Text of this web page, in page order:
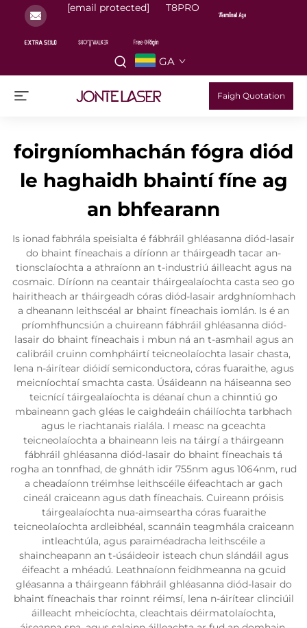
[email protected] T8PRO
GA
Faigh Quotation
foirgníomhachán fógra diód
le haghaidh bhaintí fíne ag
an bhfearann
Is ionad fabhrála speisialta é fábhráil ghléasanna diód-lasair
do bhaint fíneachais a díríonn ar tháirgeadh tacar an-
tionsclaíochta a athraíonn an t-industriú áilleacht agus na
cosmaic. Díríonn na ceantair tháirgealaíochta casta seo go
hairitheach ar tháirgeadh córas diód-lasair ardghníomhach
a dheanann leithscéal ar bhaint fíneachais iomlán. Is é an
príomhfhuncsiún a chuireann fábhráil ghléasanna diód-
lasair do bhaint fíneachais i mbun ná an t-asmhail agus an
calibráil cruinn comhpháirtí teicneolaíochta lasair chasta,
lena n-áirítear dióidí semiconductora, córas fuaraithe, agus
meicníochtaí smachta casta. Úsáideann na háiseanna seo
teicnící táirgealaíochta is déanaí chun a chinntiú go
mbaineann gach gléas le caighdeáin cháilíochta tarbhach
agus le riachtanais rialála. I measc na gceachta
teicneolaíochta a bhaineann leis na táirgí a tháirgeann
fábhráil ghléasanna diód-lasair do bhaint fíneachais tá
rogha an tonnfhad, de ghnáth idir 755nm agus 1064nm, rud
a cheadaíonn tréimhse leithscéile éifeachtach ar gach
cineál craiceann agus dath fíneachais. Cuireann próisis
táirgealaíochta nua-aimseartha córas fuaraithe
teicneolaíochta ardleibhéal, scannáin teagmhála craiceann
intleachtúla, agus paraiméadracha leithscéile a
shaincheapann an t-úsáideoir isteach chun slándáil agus
éifeacht a mhéadú. Leathnaíonn feidhmeanna na gcuid
gléasanna a tháirgeann fábhráil ghléasanna diód-lasair do
bhaint fíneachais thar roinnt réimsí, lena n-áirítear clinciúil
áilleacht mheicíochta, cleachtais déirmatolaíochta,